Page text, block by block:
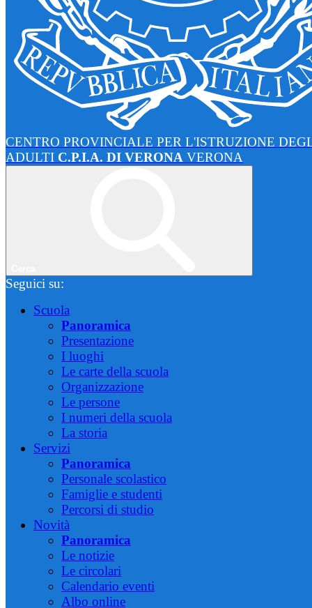
CENTRO PROVINCIALE PER L'ISTRUZIONE
ADULTI C.P.I.A. DI VERONA VERONA
Seguici su:
Scuola
Panoramica
Presentazione
I luoghi
Le carte della scuola
Organizzazione
Le persone
I numeri della scuola
La storia
Servizi
Panoramica
Personale scolastico
Famiglie e studenti
Percorsi di studio
Novità
Panoramica
Le notizie
Le circolari
Calendario eventi
Albo online